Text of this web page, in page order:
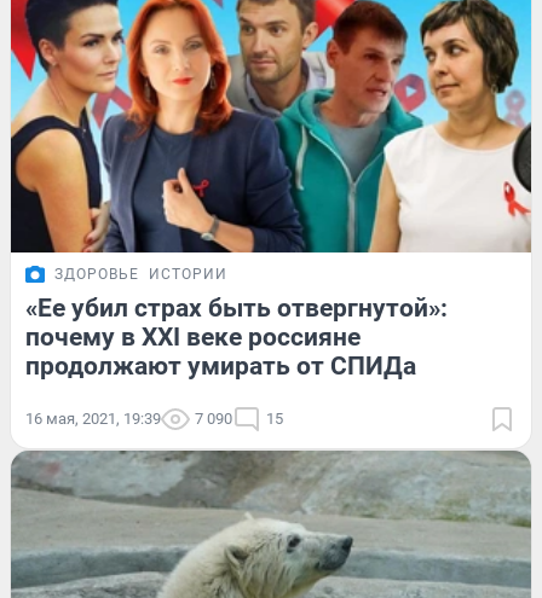
ЗДОРОВЬЕ ИСТОРИИ
«Ее убил страх быть отвергнутой»:
почему в XXI веке россияне
продолжают умирать от СПИДа
16 мая, 2021, 19:39 7 090 15